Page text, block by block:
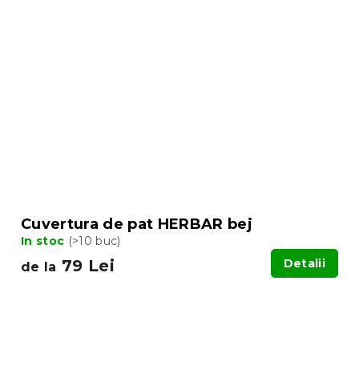
Cuvertura de pat HERBAR bej
In stoc (>10 buc)
de la 79 Lei Detalii